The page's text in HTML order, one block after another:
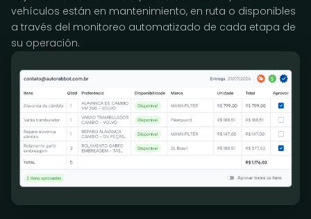
vehículos están en mantenimiento, en ruta o disponibles
a través del monitoreo automatizado de cada etapa de
su operación.